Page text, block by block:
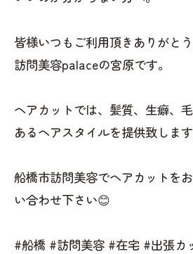
皆様いつもご利用頂きありがと
訪問美容palaceの宮原です。
ヘアカットでは、髪質、生癖、
あるヘアスタイルを提供致します
船橋市訪問美容でヘアカットを
い合わせ下さい😊
#船橋 #訪問美容 #在宅 #出張カ